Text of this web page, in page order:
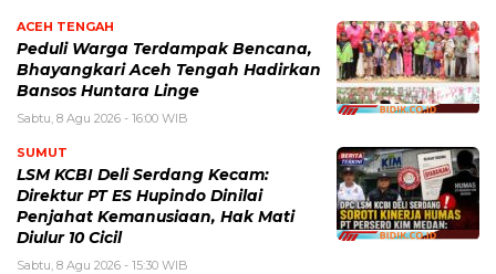
ACEH TENGAH
Peduli Warga Terdampak Bencana,
Bhayangkari Aceh Tengah Hadirkan
Bansos Huntara Linge
Sabtu, 8 Agu 2026 - 16:00 WIB
SUMUT
LSM KCBI Deli Serdang Kecam:
Direktur PT ES Hupindo Dinilai
Penjahat Kemanusiaan, Hak Mati
Diulur 10 Cicil
Sabtu, 8 Agu 2026 - 15:30 WIB